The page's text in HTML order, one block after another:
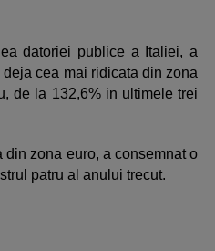
datoriei publice a Italiei, a
cea mai ridicata din zona
de la 132,6% in ultimele trei
din zona euro, a consemnat o
patru al anului trecut.